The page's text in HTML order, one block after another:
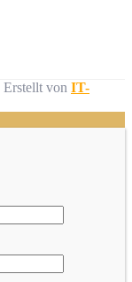
Erstellt von IT-